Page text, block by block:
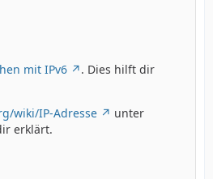
mit IPv6
. Dies hilft dir
wiki/IP-Adresse
unter
erklärt.